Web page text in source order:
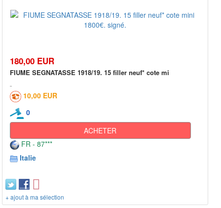
180,00 EUR
FIUME SEGNATASSE 1918/19. 15 filler neuf* cote mi
10,00 EUR
0
ACHETER
FR - 87***
Italie
+ ajout à ma sélection